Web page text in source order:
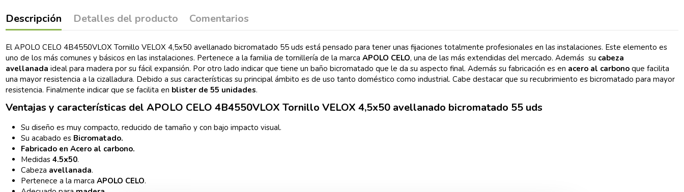
Descripción Detalles del producto Comentarios
El APOLO CELO 4B4550VLOX Tornillo VELOX 4,5x50 avellanado bicromatado 55 uds está pensado para tener unas fijaciones totalmente profesionales en las instalaciones. Este elemento es
uno de los más comunes y básicos en las instalaciones. Pertenece a la familia de tornillería de la marcaAPOLO CELO, una de las más extendidas del mercado. Además su cabeza
avellanada ideal para madera por su fácil expansión. Por otro lado indicar que tiene un baño bicromatado que le da su aspecto final. Además su fabricación es en acero al carbono que facilita
una mayor resistencia a la cizalladura. Debido a sus características su principal ámbito es de uso tanto doméstico como industrial. Cabe destacar que su recubrimiento es bicromatado para mayor
resistencia. Finalmente indicar que se facilita en blister de 55 unidades.
Ventajas y características del APOLO CELO 4B4550VLOX Tornillo VELOX 4,5x50 avellanado bicromatado 55 uds
Su diseño es muy compacto, reducido de tamaño y con bajo impacto visual.
Su acabado es Bicromatado.
Fabricado en Acero al carbono.
Medidas4.5x50.
Cabeza avellanada.
Pertenece a la marcaAPOLO CELO.